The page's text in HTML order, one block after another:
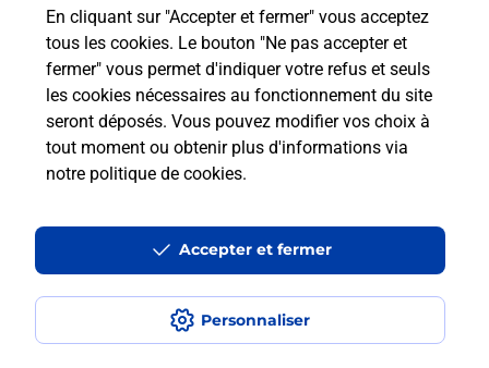
En cliquant sur "Accepter et fermer" vous acceptez
tous les cookies. Le bouton "Ne pas accepter et
fermer" vous permet d'indiquer votre refus et seuls
les cookies nécessaires au fonctionnement du site
seront déposés. Vous pouvez modifier vos choix à
tout moment ou obtenir plus d'informations via
notre politique de cookies.
Personnaliser
Accepter et fermer
Localiser Liste Haute-Saône ST LOUP SUR SEMOUSE
Accessibilité : partiellement conforme
Conditions contractuelles
Mentions légales